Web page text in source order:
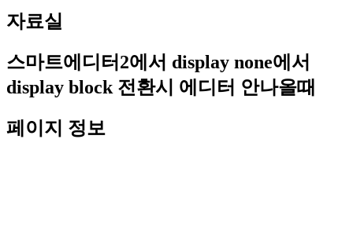
자료실
스마트에디터2에서 display none에서
display block 전환시 에디터 안나올때
페이지 정보